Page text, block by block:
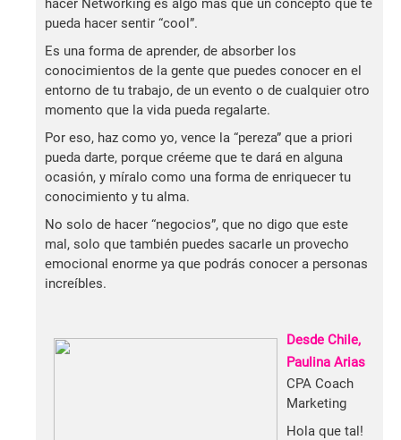
hacer Networking es algo más que un concepto que te
pueda hacer sentir “cool”.
Es una forma de aprender, de absorber los
conocimientos de la gente que puedes conocer en el
entorno de tu trabajo, de un evento o de cualquier otro
momento que la vida pueda regalarte.
Por eso, haz como yo, vence la “pereza” que a priori
pueda darte, porque créeme que te dará en alguna
ocasión, y míralo como una forma de enriquecer tu
conocimiento y tu alma.
No solo de hacer “negocios”, que no digo que este
mal, solo que también puedes sacarle un provecho
emocional enorme ya que podrás conocer a personas
increíbles.
Desde Chile,
Paulina Arias
CPA Coach
Marketing
Hola que tal!